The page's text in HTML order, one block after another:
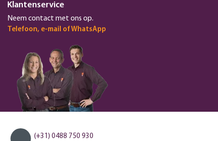
Klantenservice
Neem contact met ons op.
Telefoon, e-mail of WhatsApp
(+31) 0488 750 930